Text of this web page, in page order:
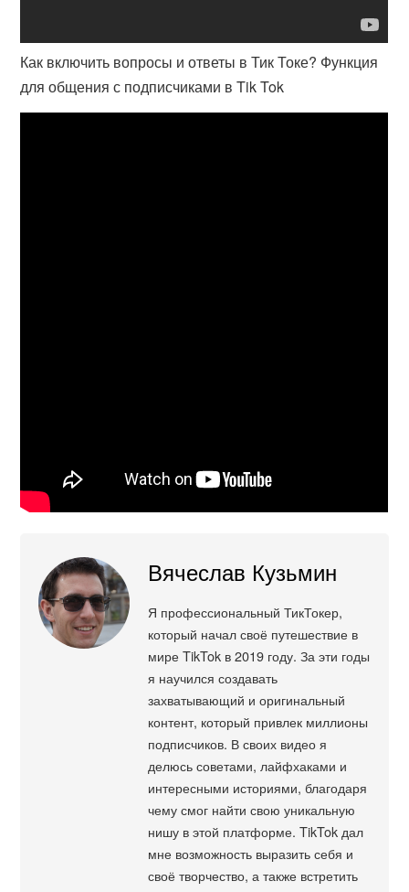
Как включить вопросы и ответы в Тик Токе? Функция
для общения с подписчиками в Tik Tok
Вячеслав Кузьмин
Я профессиональный ТикТокер,
который начал своё путешествие в
мире TikTok в 2019 году. За эти годы
я научился создавать
захватывающий и оригинальный
контент, который привлек миллионы
подписчиков. В своих видео я
делюсь советами, лайфхаками и
интересными историями, благодаря
чему смог найти свою уникальную
нишу в этой платформе. TikTok дал
мне возможность выразить себя и
своё творчество, а также встретить